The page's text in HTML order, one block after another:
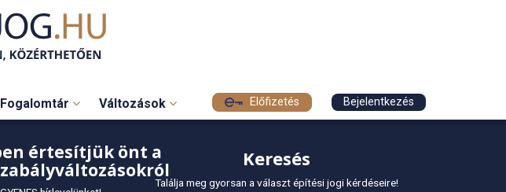
Fogalomtár Változások Előfizetés Bejelentkezés
értesítjük önt a
Keresés
Találja meg gyorsan a választ építési jogi kérdéseire!